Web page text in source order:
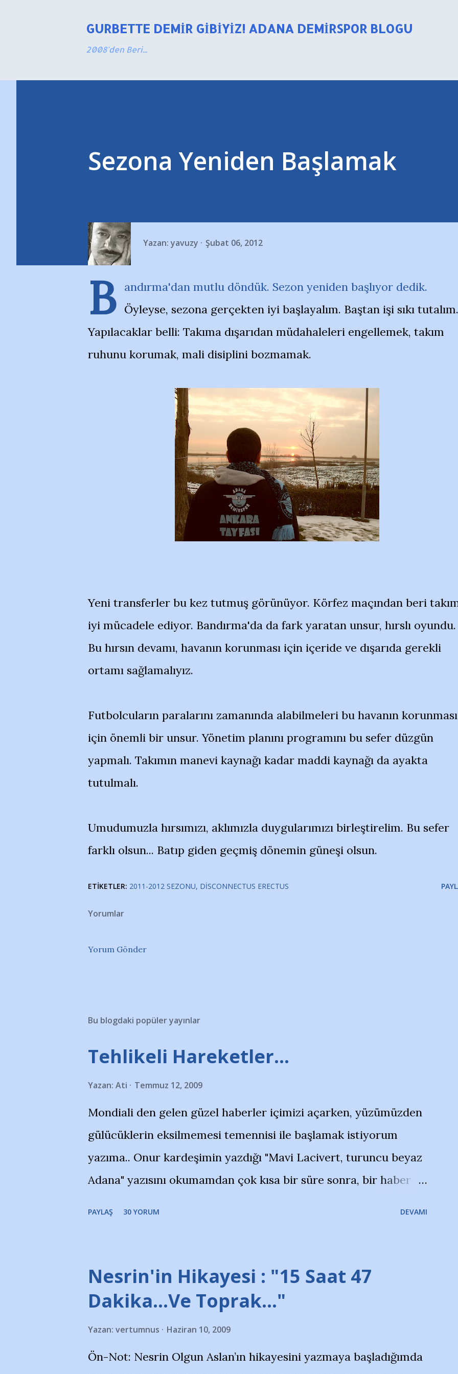
GURBETTE DEMIR GIBIYIZ! ADANA DEMIRSPOR BLOGU
2008'den Beri...
Sezona Yeniden Başlamak
Yazan: yavuzy Şubat 06, 2012
B
andırma'dan mutlu döndük. Sezon yeniden başlıyor dedik.
Öyleyse, sezona gerçekten iyi başlayalım. Baştan işi sıkı tutalım.
Yapılacaklar belli: Takıma dışarıdan müdahaleleri engellemek, takım
ruhunu korumak, mali disiplini bozmamak.
Yeni transferler bu kez tutmuş görünüyor. Körfez maçından beri
iyi mücadele ediyor. Bandırma'da da fark yaratan unsur, hırslı oyundu.
Bu hırsın devamı, havanın korunması için içeride ve dışarıda gerekli
ortamı sağlamalıyız.
Futbolcuların paralarını zamanında alabilmeleri bu havanın korunması
için önemli bir unsur. Yönetim planını programını bu sefer düzgün
yapmalı. Takımın manevi kaynağı kadar maddi kaynağı da ayakta
tutulmalı.
Umudumuzla hırsımızı, aklımızla duygularımızı birleştirelim. Bu sefer
farklı olsun... Batıp giden geçmiş dönemin güneşi olsun.
ETIKETLER: 2011-2012 SEZONU DISCONNECTUS ERECTUS
Yorumlar
Yorum Gönder
Bu blogdaki popüler yayınlar
Tehlikeli Hareketler...
Yazan: Ati Temmuz 12, 2009
Mondiali den gelen güzel haberler içimizi açarken, yüzümüzden
gülücüklerin eksilmemesi temennisi ile başlamak istiyorum
yazıma.. Onur kardeşimin yazdığı "Mavi Lacivert, turuncu beyaz
Adana" yazısını okumamdan çok kısa bir süre sonra, bir haber
stadı önünde yaklaşık 200 taraftarın toplanarak İstanbul
takımlarının Futbol okullarını ve ürünlerini Bursa şehrinde
görmek istemediklerini bir protesto eylemiyle açıkladıklarını
bildiriyordu.. Bu grup adına açıklama yapan şahsı muhterem(!)
''Açık ve net olarak söylüyoruz. Bu son uyarımızdır. Bunun
PAYLAŞ 30 YORUM DEVAMI
Nesrin'in Hikayesi : "15 Saat 47
Dakika…Ve Toprak…"
Yazan: vertumnus Haziran 10, 2009
Ön-Not: Nesrin Olgun Aslan’ın hikayesini yazmaya başladığımda